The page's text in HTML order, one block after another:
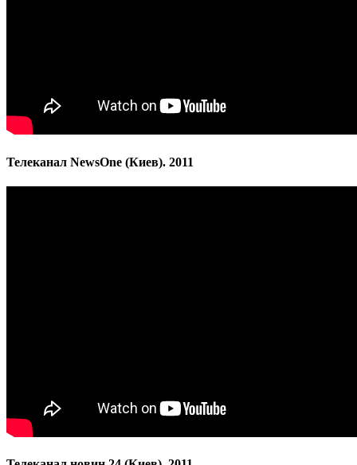
Телеканал NewsOne (Киев). 2011